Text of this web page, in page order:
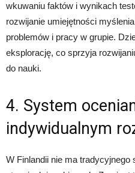
wkuwaniu faktów i wynikach
rozwijanie umiejętności
problemów i pracy w grupie.
eksplorację, co sprzyja
do nauki.
4. System
indywidualnym
W Finlandii nie ma